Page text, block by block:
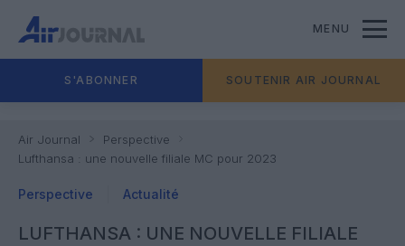
MENU
S'ABONNER SOUTENIR AIR JOURNAL
Air Journal
Perspective
Lufthansa : une nouvelle filiale MC pour 2023
Perspective Actualité
LUFTHANSA : UNE NOUVELLE FILIALE